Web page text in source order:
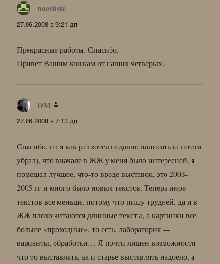
naechste
27.06.2008 в 9:21 дп
Прекрасные работы. Спасибо.
Привет Вашим кошкам от наших четверых.
DM
27.06.2008 в 7:13 дп
Спасибо, но я как раз хотел недавно написать (а потом
убрал), что вначале в ЖЖ у меня было интересней, я
помещал лучшее, что-то вроде выставок, это 2003-
2005 гг и много было новых текстов. Теперь иное —
текстов все меньше, потому что пишу трудней, да и в
ЖЖ плохо читаются длинные тексты, а картинки все
больше «проходные», то есть, лаборатория —
варианты, обработки… Я почти лишен возможности
что-то выставлять, да и старье выставлять надоело, а